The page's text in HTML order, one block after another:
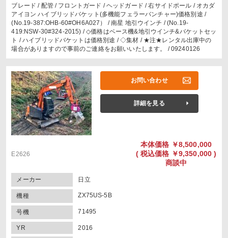
ブレード / 配管 / フロントガード / ヘッドガード / 右サイドポール / オカダ
アイヨン ハイブリッドバケット(多機能フェラーバンチャー)価格別途 /
(No.19-387:OHB-60#OH6A027） / 南星 地引ウインチ / (No.19-
419:NSW-30#324-2015) / ◇価格はベース機&地引ウインチ&バケットセッ
ト / ハイブリッドバケットは価格別途 / ◇集材 / ★注★レンタル出庫中の
場合がありますので事前のご連絡をお願いいたします。 / 09240126
お問い合わせ
詳細を見る
E2626
本体価格 ￥8,500,000
( 税込価格 ￥9,350,000 )
商談中
メーカー 日立
機種 ZX75US-5B
号機 71495
YR 2016